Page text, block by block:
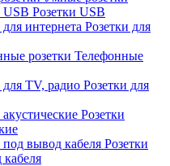
Розетки USB
Розетки для
Телефонные
Розетки для
Розетки
Розетки